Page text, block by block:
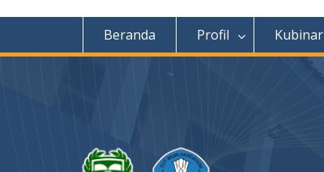
Beranda Profil Kubinar